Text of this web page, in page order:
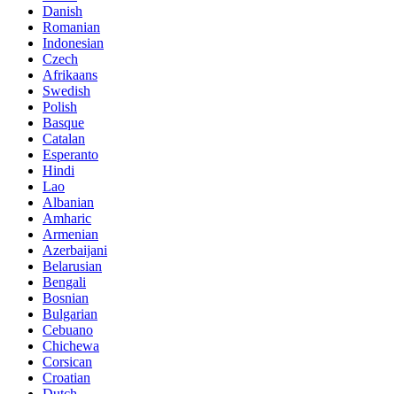
Danish
Romanian
Indonesian
Czech
Afrikaans
Swedish
Polish
Basque
Catalan
Esperanto
Hindi
Lao
Albanian
Amharic
Armenian
Azerbaijani
Belarusian
Bengali
Bosnian
Bulgarian
Cebuano
Chichewa
Corsican
Croatian